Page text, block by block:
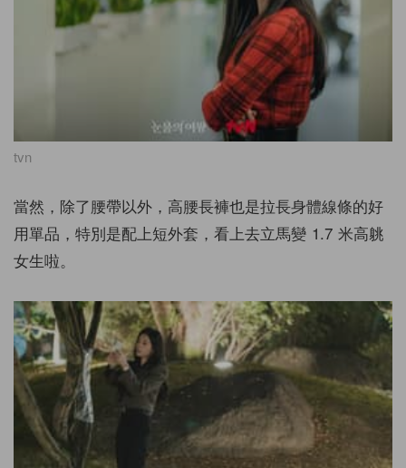
tvn
當然，除了腰帶以外，高腰長褲也是拉長身體線條的好
用單品，特別是配上短外套，看上去立馬變 1.7 米高䠷
女生啦。